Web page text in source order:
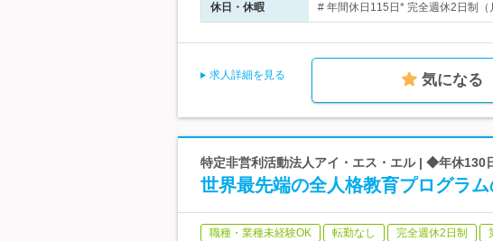
休日・休暇 # 年間休日115日* 完全週休2日制
求人詳細を見る 気になる
特定非営利活動法人アイ・エス・エル | ◆年休
世界最先端の全人格教育プログラ
職種・業種未経験OK 転勤なし 完全週休2日制